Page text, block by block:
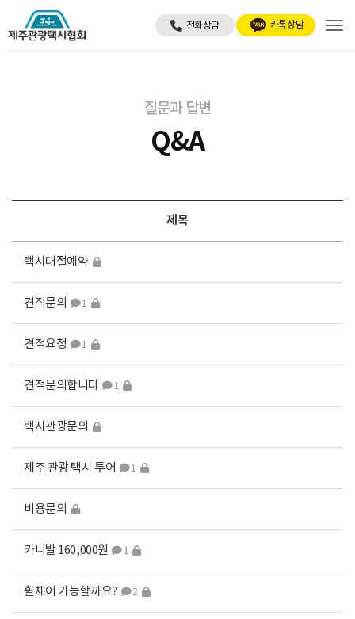
질문과 답변
Q&A
제목
택시대절예약
견적문의 1
견적요청 1
견적문의합니다 1
택시관광문의
제주 관광 택시 투어 1
비용문의
카니발 160,000원 1
휠체어 가능할까요? 2